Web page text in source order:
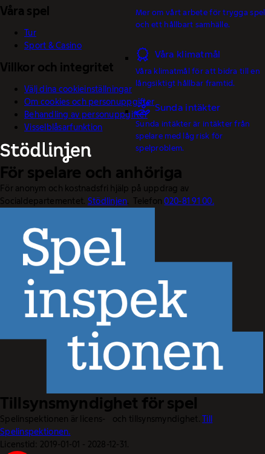
Mer om vårt arbete för trygga spel
och ett hållbart samhälle.
Våra klimatmål
Våra klimatmål för att bidra till en
långsiktigt hållbar framtid.
Sunda intäkter
Sunda intäkter är intäkter från
spelare med låg risk för
spelproblem.
Våra spel
Tur
Sport & Casino
Villkor och integritet
Välj dina cookieinställningar
Om cookies och personuppgifter
Behandling av personuppgifter
Visselblåsarfunktion
För spelare och anhöriga
För anonym och kostnadsfri hjälp på uppdrag av
Socialdepartementet. Stödlinjen. Telefon020-81 91 00.
Tillsynsmyndighet för spel
Spelinspektionen är licens- och tillsynsmyndighet.Till
Spelinspektionen.
Licenstid: 2019-01-01 - 2028-12-31.